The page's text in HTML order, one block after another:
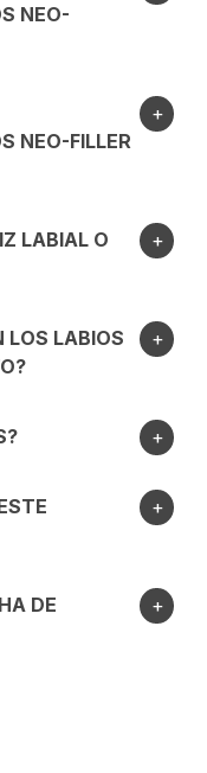
NEO-
NEO-FILLER
LABIAL O
LOS LABIOS
DE